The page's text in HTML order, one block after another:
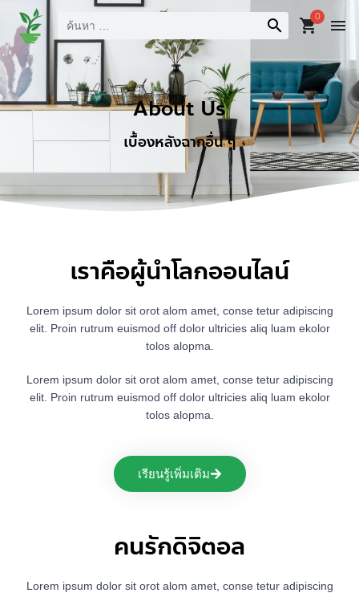
search shopping_cart0 menu
About Us
เบื้องหลังฉากอื่น ๆ
เราคือผู้นำโลกออนไลน์
Lorem ipsum dolor sit orot alom amet, conse tetur adipiscing
elit. Proin rutrum euismod off dolor ultricies aliq luam ekolor
tolos alopma.
Lorem ipsum dolor sit orot alom amet, conse tetur adipiscing
elit. Proin rutrum euismod off dolor ultricies aliq luam ekolor
tolos alopma.
เรียนรู้เพิ่มเติม
คนรักดิจิตอล
Lorem ipsum dolor sit orot alom amet, conse tetur adipiscing